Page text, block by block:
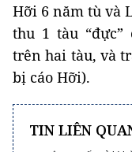
Hỡi 6 năm tù và
thu 1 tàu
trên hai tàu, và
bị cáo Hỡi).
TIN LIÊN